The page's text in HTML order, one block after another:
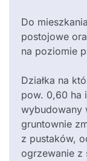
Do
postojowe
na poziomie
Działka na
pow. 0,60 ha
wybudowany
gruntownie
z pustaków,
ogrzewanie z